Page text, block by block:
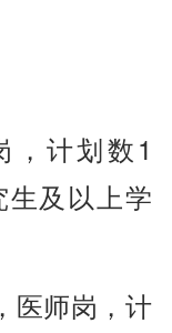
，计划数1
及以上学
医师岗，计